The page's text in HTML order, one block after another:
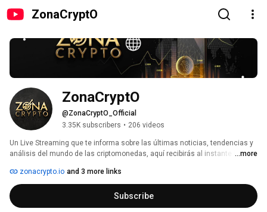
ZonaCryptO
ZonaCryptO
@ZonaCryptO_Official
3.35K subscribers • 206 videos
Un Live Streaming que te informa sobre las últimas noticias, tendencias y
análisis del mundo de las criptomonedas, aquí recibirás al instante la
y el Metaverso.  Que te muestra cómo usar y aprovechar las
criptomonedas en tu vida diaria, que te explica los conceptos, principios y
fundamentos de las criptomonedas de forma sencilla y práctica.
...more
zonacrypto.io and 3 more links
Subscribe